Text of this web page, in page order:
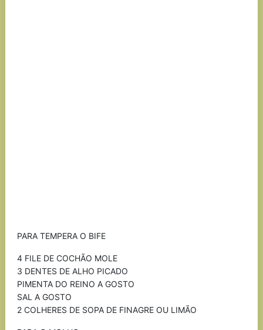
PARA TEMPERA O BIFE
4 FILE DE COCHÃO MOLE
3 DENTES DE ALHO PICADO
PIMENTA DO REINO A GOSTO
SAL A GOSTO
2 COLHERES DE SOPA DE FINAGRE OU LIMÃO